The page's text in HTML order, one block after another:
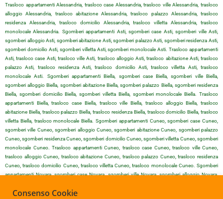
Trasloco appartamenti Alessandria, trasloco case Alessandria, trasloco ville Alessandria, trasloco
alloggio Alessandria, trasloco abitazione Alessandria, trasloco palazzo Alessandria, trasloco
residenza Alessandria, trasloco domicilio Alessandria, trasloco villetta Alessandria, trasloco
monolocale Alessandria. Sgomberi appartamenti Asti, sgomberi case Asti, sgomberi ville Asti,
sgomberi alloggio Asti, sgomberi abitazione Asti, sgomberi palazzo Asti, sgomberi residenza Asti,
sgomberi domicilio Asti, sgomberi villetta Asti, sgomberi monolocale Asti. Trasloco appartamenti
Asti, trasloco case Asti, trasloco ville Asti, trasloco alloggio Asti, trasloco abitazione Asti, trasloco
palazzo Asti, trasloco residenza Asti, trasloco domicilio Asti, trasloco villetta Asti, trasloco
monolocale Asti. Sgomberi appartamenti Biella, sgomberi case Biella, sgomberi ville Biella,
sgomberi alloggio Biella, sgomberi abitazione Biella, sgomberi palazzo Biella, sgomberi residenza
Biella, sgomberi domicilio Biella, sgomberi villetta Biella, sgomberi monolocale Biella. Trasloco
appartamenti Biella, trasloco case Biella, trasloco ville Biella, trasloco alloggio Biella, trasloco
abitazione Biella, trasloco palazzo Biella, trasloco residenza Biella, trasloco domicilio Biella, trasloco
villetta Biella, trasloco monolocale Biella. Sgomberi appartamenti Cuneo, sgomberi case Cuneo,
sgomberi ville Cuneo, sgomberi alloggio Cuneo, sgomberi abitazione Cuneo, sgomberi palazzo
Cuneo, sgomberi residenza Cuneo, sgomberi domicilio Cuneo, sgomberi villetta Cuneo, sgomberi
monolocale Cuneo. Trasloco appartamenti Cuneo, trasloco case Cuneo, trasloco ville Cuneo,
trasloco alloggio Cuneo, trasloco abitazione Cuneo, trasloco palazzo Cuneo, trasloco residenza
Cuneo, trasloco domicilio Cuneo, trasloco villetta Cuneo, trasloco monolocale Cuneo. Sgomberi
appartamenti Novara, sgomberi case Novara, sgomberi ville Novara, sgomberi alloggio Novara,
domicilio Novara, sgomberi villetta Novara, sgomberi monolocale Novara. Trasloco appartamenti
Consenso Cookie